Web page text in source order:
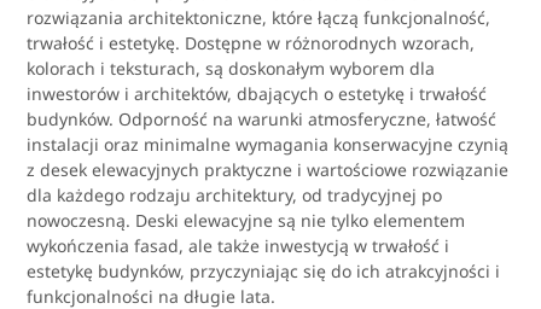
rozwiązania architektoniczne, które łączą funkcjonalność,
trwałość i estetykę. Dostępne w różnorodnych wzorach,
kolorach i teksturach, są doskonałym wyborem dla
inwestorów i architektów, dbających o estetykę i trwałość
budynków. Odporność na warunki atmosferyczne, łatwość
instalacji oraz minimalne wymagania konserwacyjne czynią
z desek elewacyjnych praktyczne i wartościowe rozwiązanie
dla każdego rodzaju architektury, od tradycyjnej po
nowoczesną. Deski elewacyjne są nie tylko elementem
wykończenia fasad, ale także inwestycją w trwałość i
estetykę budynków, przyczyniając się do ich atrakcyjności i
funkcjonalności na długie lata.